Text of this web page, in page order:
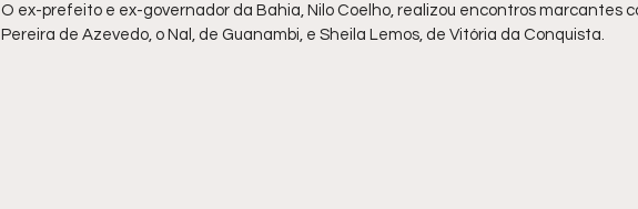
O ex-prefeito e ex-governador da Bahia, Nilo Coelho, realizou encontros marcantes
Pereira de Azevedo, o Nal, de Guanambi, e Sheila Lemos, de Vitória da Conquista.